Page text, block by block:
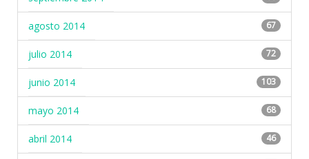
agosto 2014 67
julio 2014 72
junio 2014 103
mayo 2014 68
abril 2014 46